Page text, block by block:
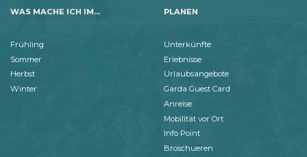
WAS MACHE ICH IM...
Frühling
Sommer
Herbst
Winter
PLANEN
Unterkünfte
Erlebnisse
Urlaubsangebote
Garda Guest Card
Anreise
Mobilität vor Ort
Info Point
Broschueren